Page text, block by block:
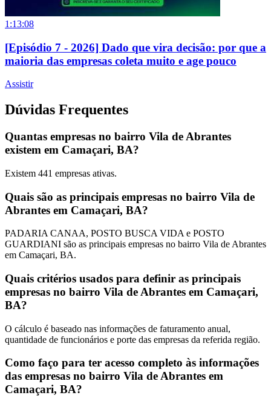
1:13:08
[Episódio 7 - 2026] Dado que vira decisão: por que a
maioria das empresas coleta muito e age pouco
Assistir
Dúvidas Frequentes
Quantas empresas no bairro Vila de Abrantes
existem em Camaçari, BA?
Existem 441 empresas ativas.
Quais são as principais empresas no bairro Vila de
Abrantes em Camaçari, BA?
PADARIA CANAA, POSTO BUSCA VIDA e POSTO
GUARDIANI são as principais empresas no bairro Vila de Abrantes
em Camaçari, BA.
Quais critérios usados para definir as principais
empresas no bairro Vila de Abrantes em Camaçari,
BA?
O cálculo é baseado nas informações de faturamento anual,
quantidade de funcionários e porte das empresas da referida região.
Como faço para ter acesso completo às informações
das empresas no bairro Vila de Abrantes em
Camaçari, BA?